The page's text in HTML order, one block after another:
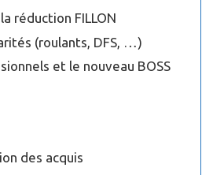
réduction FILLON
(roulants, DFS, …)
et le nouveau BOSS
des acquis